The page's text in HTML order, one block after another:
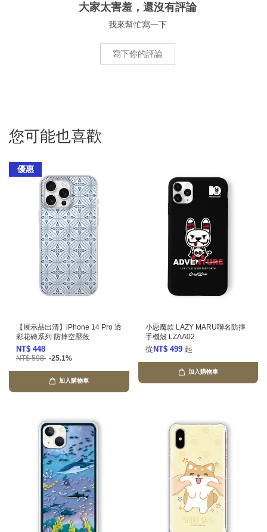
大家太害羞，還沒有評論
我來幫忙寫一下
寫下你的評論
您可能也喜歡
優惠
【展示品出清】iPhone 14 Pro 透
彩花磚系列 防摔空壓殼
NT$ 448
NT$ 598 -25.1%
加入購物車
小惡魔款 LAZY MARU聯名防摔
手機殼 LZAA02
從 NT$ 499 起
加入購物車